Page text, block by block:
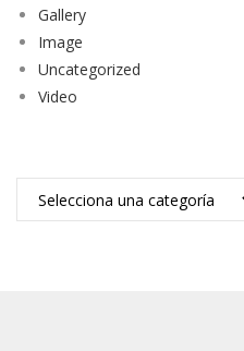
Gallery
Image
Uncategorized
Video
Selecciona
una